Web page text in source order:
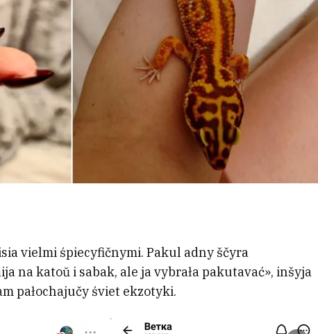
vielmi śpiecyfičnymi. Pakul adny ščyra
na katoŭ i sabak, ale ja vybrała pakutavać», inšyja
pałochajučy śviet ekzotyki.